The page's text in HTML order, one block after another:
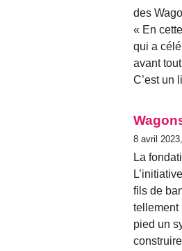
des
« En
qui a
avant
C’est un
8 avril
La
fils de
tellement
pied un